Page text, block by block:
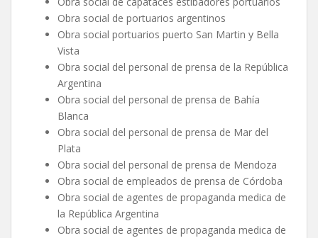
Obra social de portuarios argentinos
Obra social portuarios puerto San Martin y Bella
Vista
Obra social del personal de prensa de la República
Argentina
Obra social del personal de prensa de Bahía
Blanca
Obra social del personal de prensa de Mar del
Plata
Obra social del personal de prensa de Mendoza
Obra social de empleados de prensa de Córdoba
Obra social de agentes de propaganda medica de
la República Argentina
Obra social de agentes de propaganda medica de